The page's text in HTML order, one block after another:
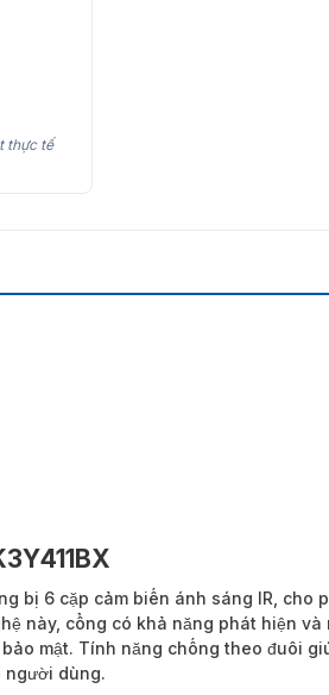
thực tế
bị 6 cặp cảm biến ánh sáng IR, cho
này, cổng có khả năng phát hiện và
mật. Tính năng chống theo đuôi
người dùng.